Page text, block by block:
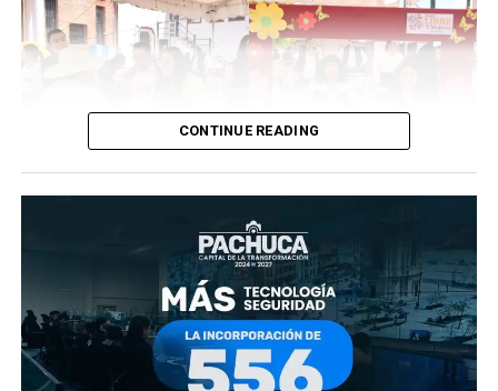
CONTINUE READING